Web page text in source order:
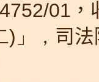
01
」， 司法